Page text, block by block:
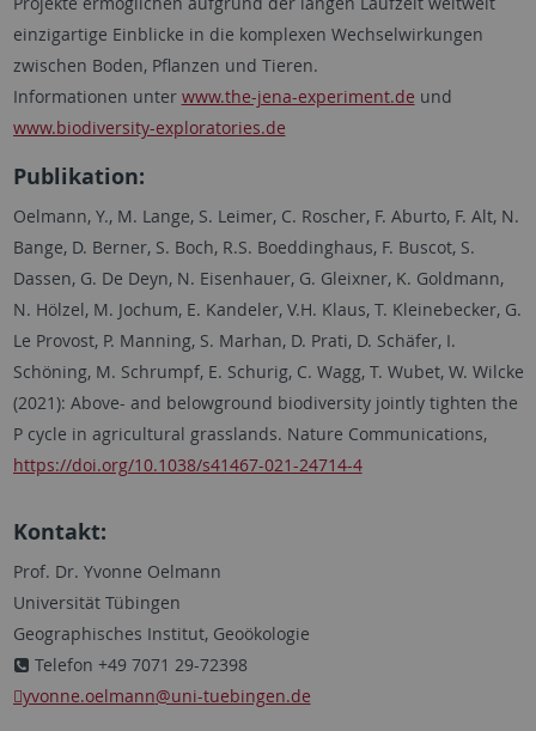
einzigartige Einblicke in die komplexen Wechselwirkungen
zwischen Boden, Pflanzen und Tieren.
Informationen unter www.the-jena-experiment.de und
www.biodiversity-exploratories.de
Publikation:
Oelmann, Y., M. Lange, S. Leimer, C. Roscher, F. Aburto, F. Alt, N.
Bange, D. Berner, S. Boch, R.S. Boeddinghaus, F. Buscot, S.
Dassen, G. De Deyn, N. Eisenhauer, G. Gleixner, K. Goldmann,
N. Hölzel, M. Jochum, E. Kandeler, V.H. Klaus, T. Kleinebecker, G.
Le Provost, P. Manning, S. Marhan, D. Prati, D. Schäfer, I.
Schöning, M. Schrumpf, E. Schurig, C. Wagg, T. Wubet, W. Wilcke
(2021): Above- and belowground biodiversity jointly tighten the
P cycle in agricultural grasslands. Nature Communications,
https://doi.org/10.1038/s41467-021-24714-4
Kontakt:
Prof. Dr. Yvonne Oelmann
Universität Tübingen
Geographisches Institut, Geoökologie
Telefon +49 7071 29-72398
yvonne.oelmann@uni-tuebingen.de